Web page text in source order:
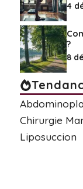
4
?
8
Chirurgie
Liposuccion